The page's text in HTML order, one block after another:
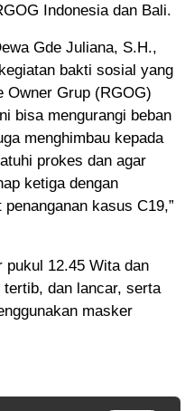
Indonesia dan Bali.
Gde Juliana, S.H.,
bakti sosial yang
Owner Grup (RGOG)
bisa mengurangi beban
menghimbau kepada
prokes dan agar
ketiga dengan
kasus C19,”
pukul 12.45 Wita dan
dan lancar, serta
masker